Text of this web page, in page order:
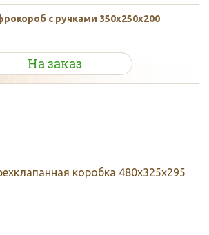
с ручками 350х250х200
На заказ